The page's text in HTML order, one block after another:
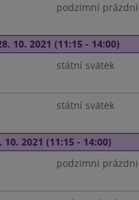
podzimní
10. 2021 (11:15 - 14:00)
státní svátek
státní svátek
10. 2021 (11:15 - 14:00)
podzimní